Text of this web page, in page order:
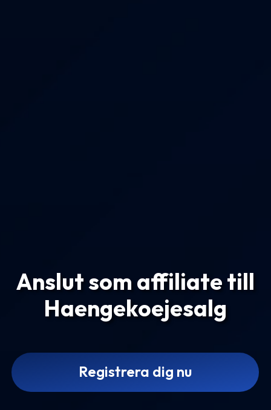
Anslut som affiliate till
Haengekoejesalg
Registrera dig nu